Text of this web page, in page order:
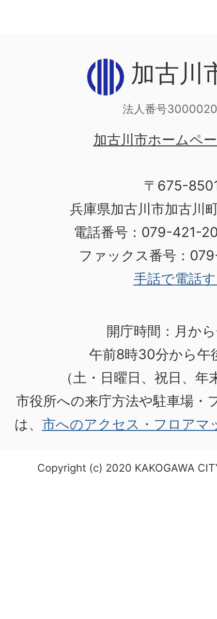
加古川
法人番号
加古川市ホームペ
〒675-
兵庫県加古川市加古川
電話番号：079-421-
ファックス番号：
手話で電話
開庁時間：月か
午前8時30分から午
（土・日曜日、祝日、
市役所への来庁方法や駐車場・
は、 市へのアクセス・フロアマ
Copyright (c) 2020 KAKOGAWA